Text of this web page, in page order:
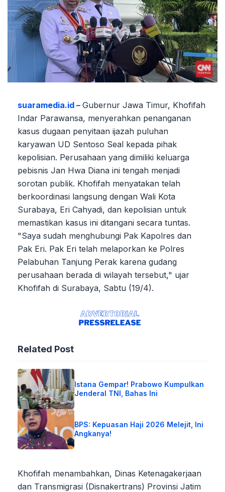
suaramedia.id – Gubernur Jawa Timur, Khofifah
Indar Parawansa, menyerahkan penanganan
kasus dugaan penyitaan ijazah puluhan
karyawan UD Sentoso Seal kepada pihak
kepolisian. Perusahaan yang dimiliki keluarga
pebisnis Jan Hwa Diana ini tengah menjadi
sorotan publik. Khofifah menyatakan telah
berkoordinasi langsung dengan Wali Kota
Surabaya, Eri Cahyadi, dan kepolisian untuk
memastikan kasus ini ditangani secara tuntas.
"Saya sudah menghubungi Pak Kapolres dan
Pak Eri. Pak Eri telah melaporkan ke Polres
Pelabuhan Tanjung Perak karena gudang
perusahaan berada di wilayah tersebut," ujar
Khofifah di Surabaya, Sabtu (19/4).
Related Post
Istana Gempar! Prabowo Kumpulkan
Jenderal TNI, Bahas Ini
BPS: Kepuasan Haji 2026 Melejit, Ini
Angkanya!
Khofifah menambahkan, Dinas Ketenagakerjaan
dan Transmigrasi (Disnakertrans) Provinsi Jatim